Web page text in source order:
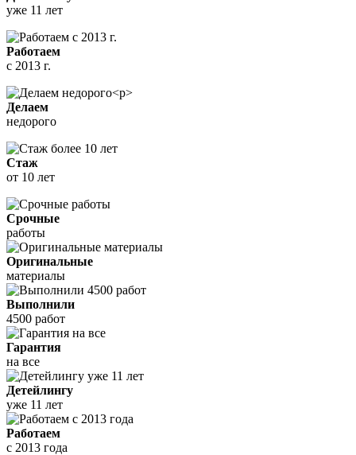
уже 11 лет
Работаем
с 2013 г.
Делаем
недорого
Стаж
от 10 лет
Срочные
работы
Оригинальные
материалы
Выполнили
4500 работ
Гарантия
на все
Детейлингу
уже 11 лет
Работаем
с 2013 года